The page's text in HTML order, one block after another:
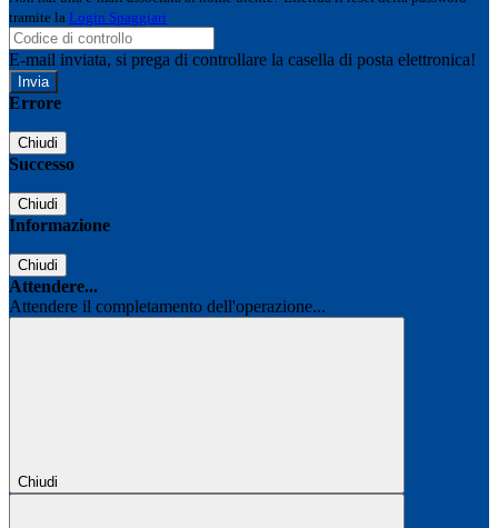
tramite la Login Spaggiari
E-mail inviata, si prega di controllare la casella di posta elettronica!
Errore
Chiudi
Successo
Chiudi
Informazione
Chiudi
Attendere...
Attendere il completamento dell'operazione...
Chiudi